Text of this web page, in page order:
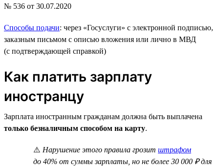
№ 536 от 30.07.2020
Способы подачи: через «Госуслуги» с электронной подписью,
заказным письмом с описью вложения или лично в МВД
(с подтверждающей справкой)
Как платить зарплату
иностранцу
Зарплата иностранным гражданам должна быть выплачена
только безналичным способом на карту.
⚠️ Нарушение этого правила грозит штрафом
до 40% от суммы зарплаты, но не более 30 000 ₽ для